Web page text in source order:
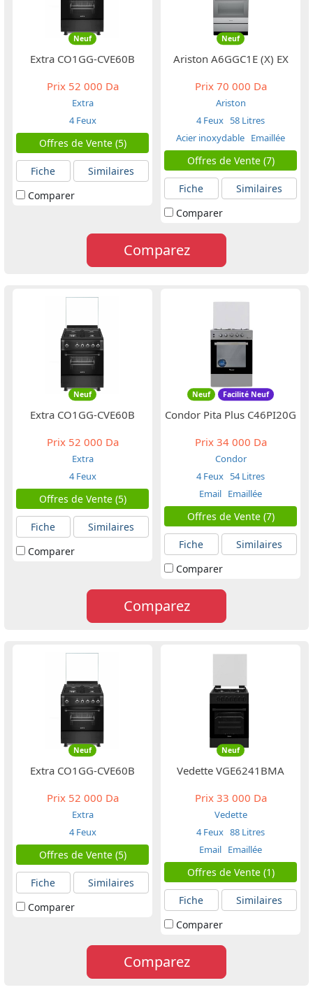
Neuf
Extra CO1GG-CVE60B
Prix52 000 Da
Extra
4 Feux
Offres de Vente (5)
Fiche
Similaires
Comparer
Neuf
Ariston A6GGC1E (X) EX
Prix70 000 Da
Ariston
4 Feux 58 Litres
Acier inoxydable Emaillée
Offres de Vente (7)
Fiche
Similaires
Comparer
Comparez
Neuf
Extra CO1GG-CVE60B
Prix52 000 Da
Extra
4 Feux
Offres de Vente (5)
Fiche
Similaires
Comparer
Neuf Facilité Neuf
Condor Pita Plus C46PI20G
Prix34 000 Da
Condor
4 Feux 54 Litres
Email Emaillée
Offres de Vente (7)
Fiche
Similaires
Comparer
Comparez
Neuf
Extra CO1GG-CVE60B
Prix52 000 Da
Extra
4 Feux
Offres de Vente (5)
Fiche
Similaires
Comparer
Neuf
Vedette VGE6241BMA
Prix33 000 Da
Vedette
4 Feux 88 Litres
Email Emaillée
Offres de Vente (1)
Fiche
Similaires
Comparer
Comparez